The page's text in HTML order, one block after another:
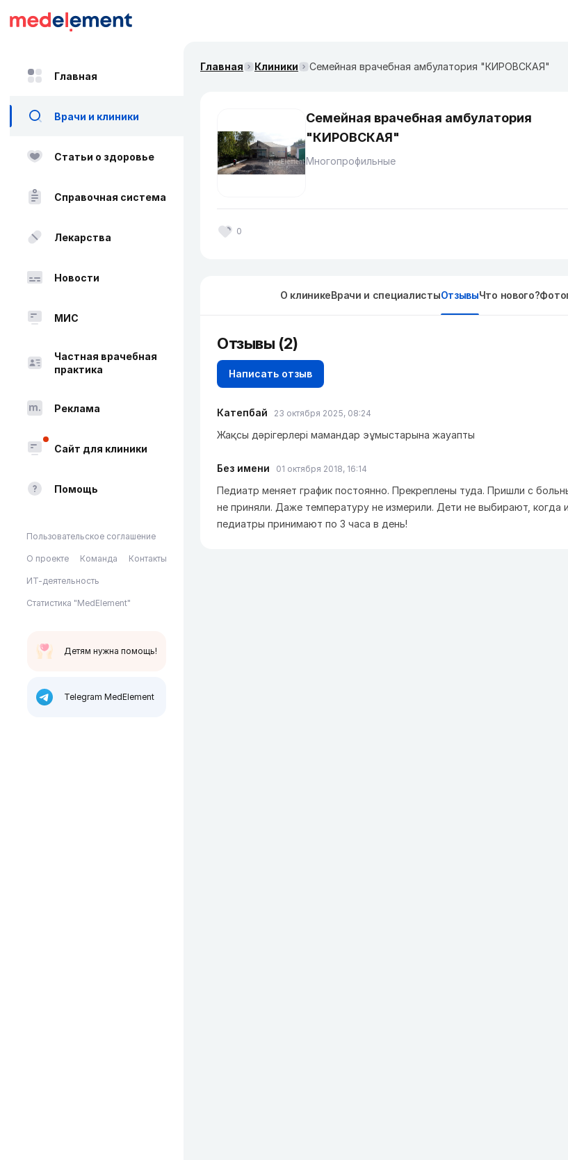
Главная
Врачи и клиники
Статьи о здоровье
Справочная система
Лекарства
Новости
МИС
Частная врачебная
практика
Реклама
Сайт для клиники
Помощь
Пользовательское соглашение
О проекте Команда Контакты
ИТ-деятельность
Статистика "MedElement"
Детям нужна помощь!
Telegram MedElement
Главная Клиники Семейная врачебная амбулатория "КИРОВСКАЯ"
Семейная врачебная амбулатория
"КИРОВСКАЯ"
Многопрофильные
0
О клиникеВрачи и специалистыОтзывыЧто нового?
Отзывы (2)
Написать отзыв
Катепбай 23 октября 2025, 08:24
Жақсы дәрігерлері мамандар эұмыстарына жауапты
Без имени 01 октября 2018, 16:14
Педиатр меняет график постоянно. Прекреплены туда. Пришли с
не приняли. Даже температуру не измерили. Дети не выбирают, когда
педиатры принимают по 3 часа в день!